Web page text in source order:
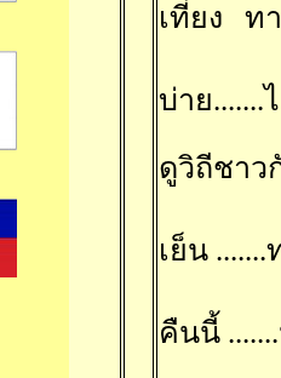
เที่ยง ท
บ่าย.......
ดูวิถีชาว
เย็น
คืนนี้